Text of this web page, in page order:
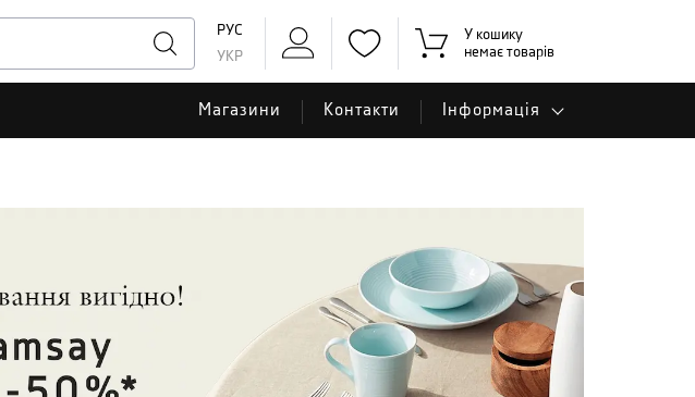
РУС
УКР
У кошику
немає товарів
Магазини Контакти Інформація